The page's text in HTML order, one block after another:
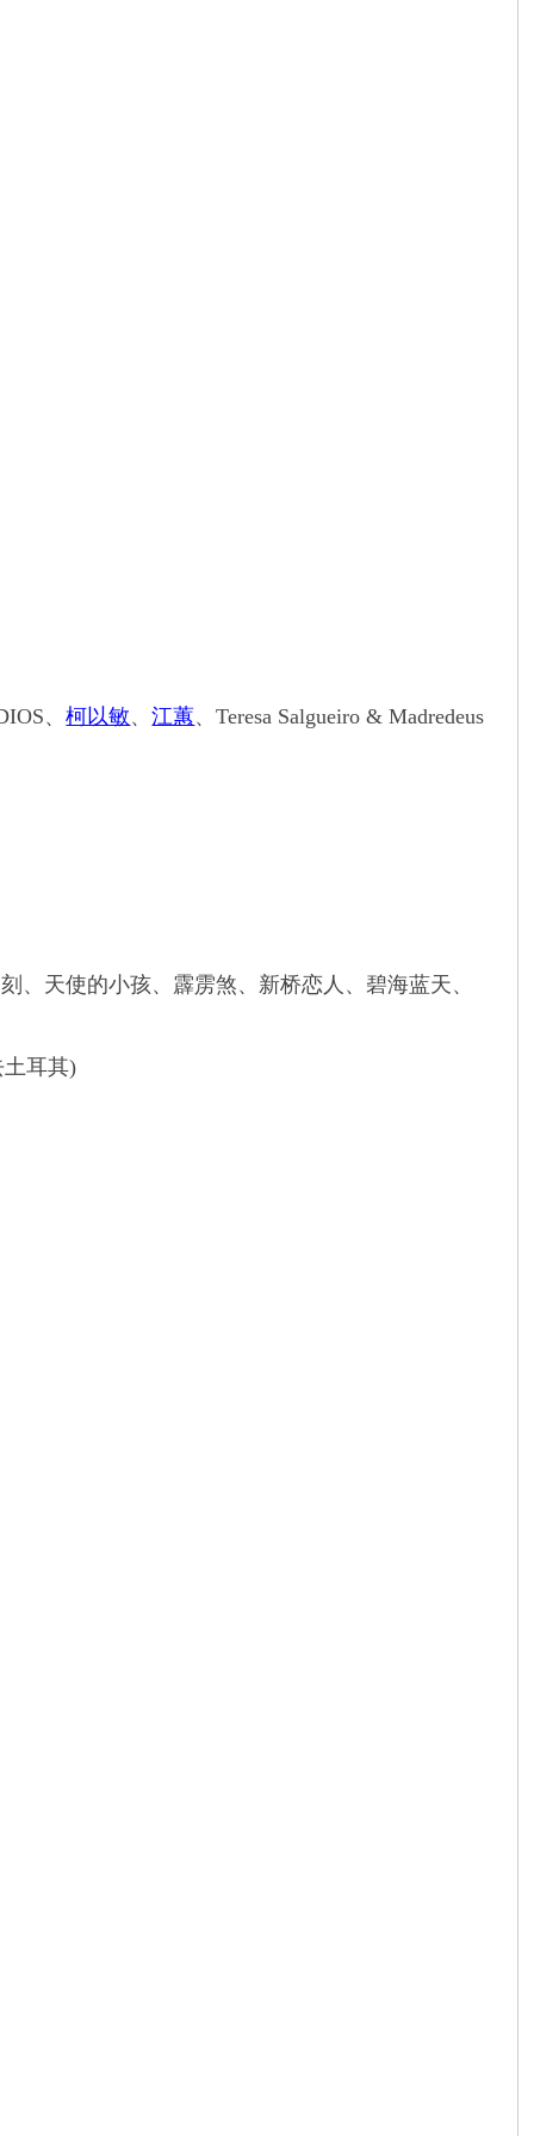
、柯以敏、江蕙、Teresa Salgueiro & Madredeus
天使的小孩、霹雳煞、新桥恋人、碧海蓝天、
耳其)